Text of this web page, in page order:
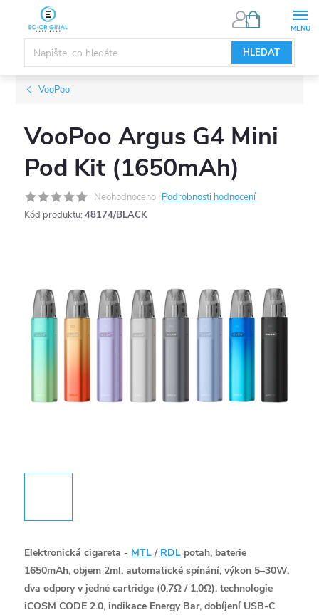
obsah
HLEDAT
NÁKUPNÍ
VooPoo
VooPoo Argus G4 Mini
Pod Kit (1650mAh)
Neohodnoceno Podrobnosti hodnocení
Kód produktu: 48174/BLACK
Elektronická cigareta - MTL / RDL potah, baterie
1650mAh, objem 2ml, automatické spínání, výkon 5–30W,
dva odpory v jedné cartridge (0,7Ω / 1,0Ω), technologie
iCOSM CODE 2.0, indikace Energy Bar, dobíjení USB-C